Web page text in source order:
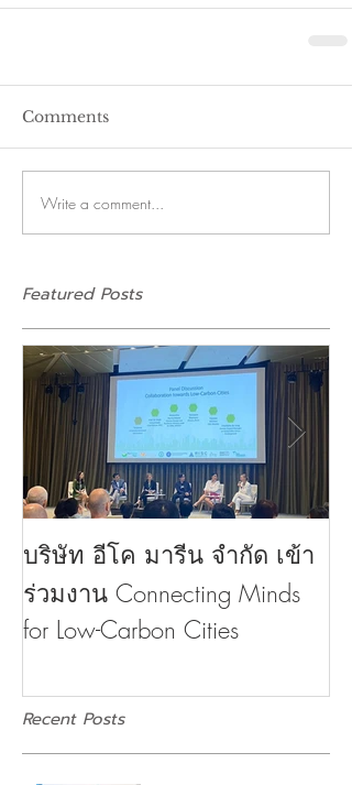
Comments
Write a comment...
Featured Posts
บริษัท อีโค มารีน จำกัด เข้า
ร่วมงาน Connecting Minds
for Low-Carbon Cities
Recent Posts